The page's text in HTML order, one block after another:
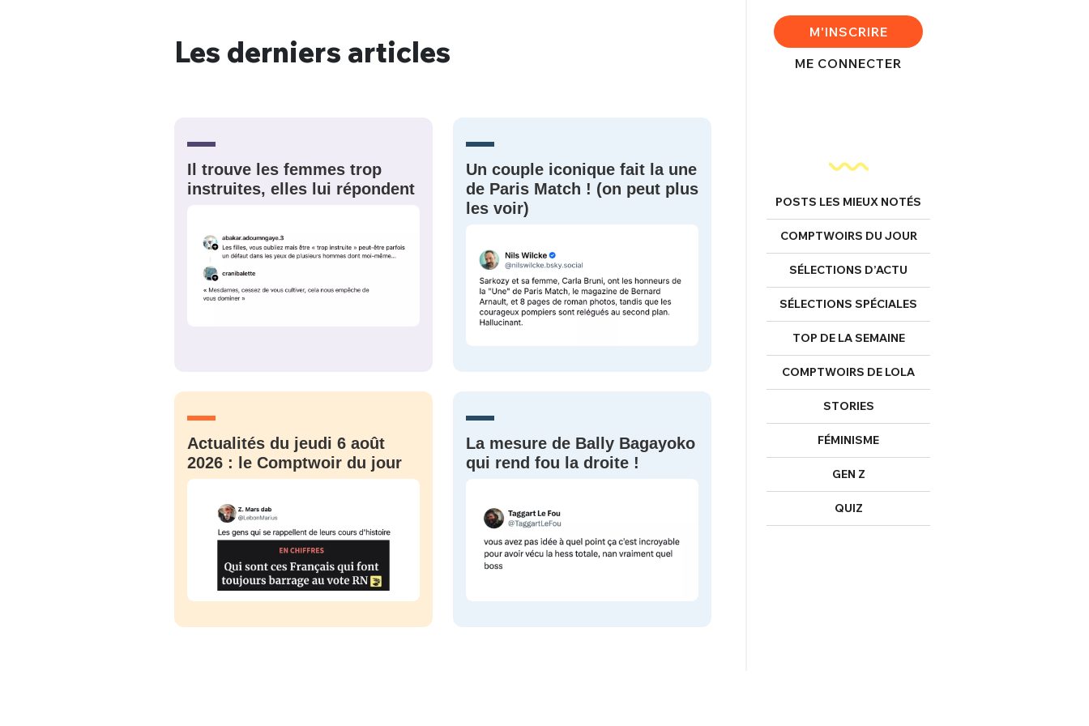
Les derniers articles
Il trouve les femmes trop
instruites, elles lui répondent
Un couple iconique fait la une
de Paris Match ! (on peut plus
les voir)
Actualités du jeudi 6 août
2026 : le Comptwoir du jour
La mesure de Bally Bagayoko
qui rend fou la droite !
M'INSCRIRE
ME CONNECTER
POSTS LES MIEUX NOTÉS
COMPTWOIRS DU JOUR
SÉLECTIONS D’ACTU
SÉLECTIONS SPÉCIALES
TOP DE LA SEMAINE
COMPTWOIRS DE LOLA
STORIES
FÉMINISME
GEN Z
QUIZ
PSEUDO*
EMAIL*
PASSWORD*
PSEUDO
Mot de passe perdu ?
CONNEXION
FERMER
VOTRE PARTICIPATION
Que souhaitez-vous proposer ?
Quelques
tweets
Ma propre
sélection
Un Thread
C'EST PARTI